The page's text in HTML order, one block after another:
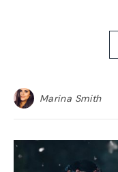
Marina Smith